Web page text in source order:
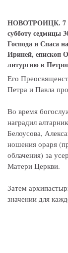
НОВОТРОИЦК. 7
субботу седмицы
Господа и Спаса
Ириней, епископ
литургию в
Его
Петра и Павла
Во время
наградил
Белоусова,
ношения ораря
облачения) за
Матери Церкви.
Затем
значении для